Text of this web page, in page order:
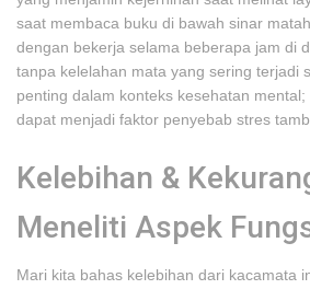
saat membaca buku di bawah sinar
dengan bekerja selama beberapa jam di
tanpa kelelahan mata yang sering terjadi
penting dalam konteks kesehatan
dapat menjadi faktor penyebab stres
Kelebihan &
Meneliti Aspek
Mari kita bahas kelebihan dari kacamata